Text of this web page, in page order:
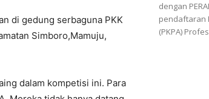
di gedung serbaguna PKK
Simboro,Mamuju,
dalam kompetisi ini. Para
dengan
pendaftaran
(PKPA)